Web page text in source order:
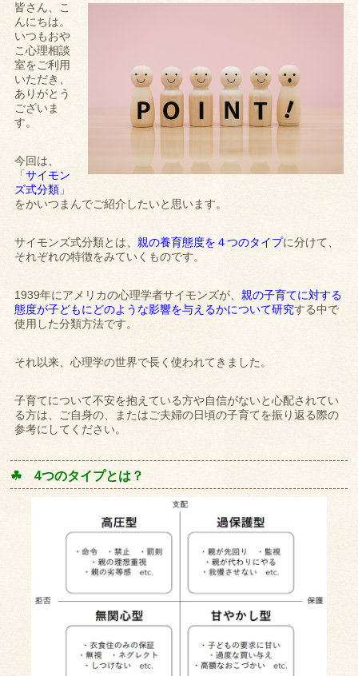
皆さん、こ
んにちは。
いつもおや
こ心理相談
室をご利用
いただき、
ありがとう
ございま
す。
今回は、
「サイモン
ズ式分類 」
をかいつまんでご紹介したいと思います。
サイモンズ式分類とは、親の養育態度を４つのタイプに分けて、
それぞれの特徴をみていくものです。
1939年にアメリカの心理学者サイモンズが、親の子育てに対する
態度が子どもにどのような影響を与えるかについて研究する中で
使用した分類方法です。
それ以来、心理学の世界で長く使われてきました。
子育てについて不安を抱えている方や自信がないと心配されてい
る方は、ご自身の、またはご夫婦の日頃の子育てを振り返る際の
参考にしてください。
☘ 4つのタイプとは？